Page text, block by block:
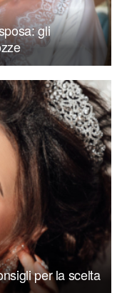
gli
per la scelta